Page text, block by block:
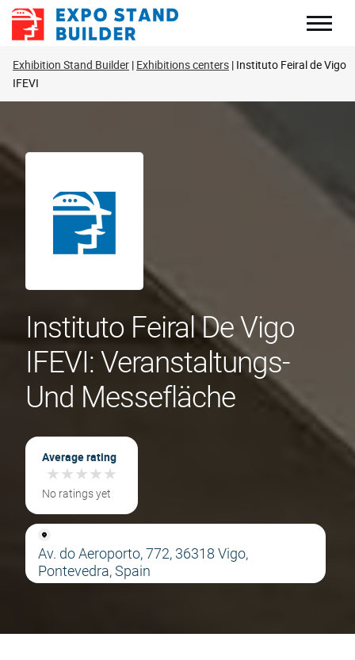
Zum
Inhalt
Exhibition Stand Builder Exhibitions centers Instituto Feiral de Vigo
IFEVI
Instituto Feiral De Vigo
IFEVI: Veranstaltungs-
Und Messefläche
Average rating
★★★★★
★★★★★
No ratings yet
Av. do Aeroporto, 772, 36318 Vigo,
Pontevedra, Spain